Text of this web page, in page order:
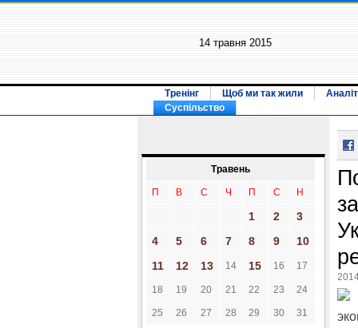
14 травня 2015
Тренінг Щоб ми так жили
Суспільство
Травень
П В С Ч П С Н
1 2
3
4
5 6 7 8 9
10
11
12 13 14 15 16 17
18 19 20 21 22 23 24
25 26 27 28 29 30 31